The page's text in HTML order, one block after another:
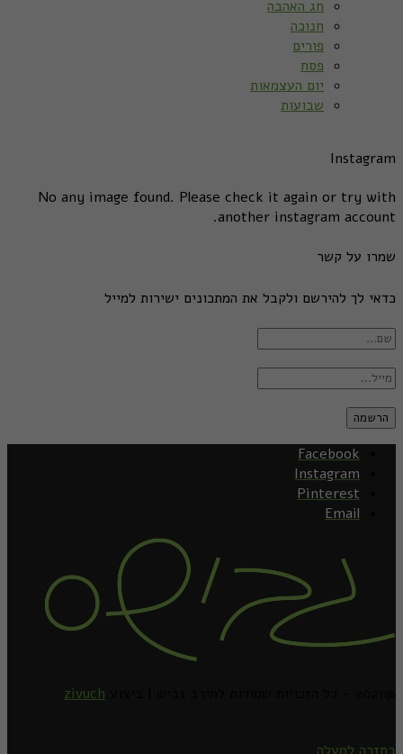
חג האהבה
חנוכה
פורים
פסח
יום העצמאות
שבועות
Instagram
No any image found. Please check it again or try with
another instagram account.
שמרו על קשר
כדאי לך להירשם ולקבל את המתכונים ישירות למייל
Facebook
Instagram
Pinterest
Email
zivuch